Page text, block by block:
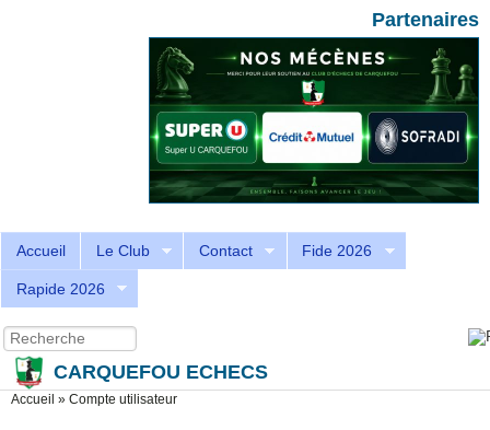
Partenaires
Accueil Le Club Contact Fide 2026
Rapide 2026
Formulaire de recherche
Recherche
CARQUEFOU ECHECS
Vous êtes ici
Accueil » Compte utilisateur